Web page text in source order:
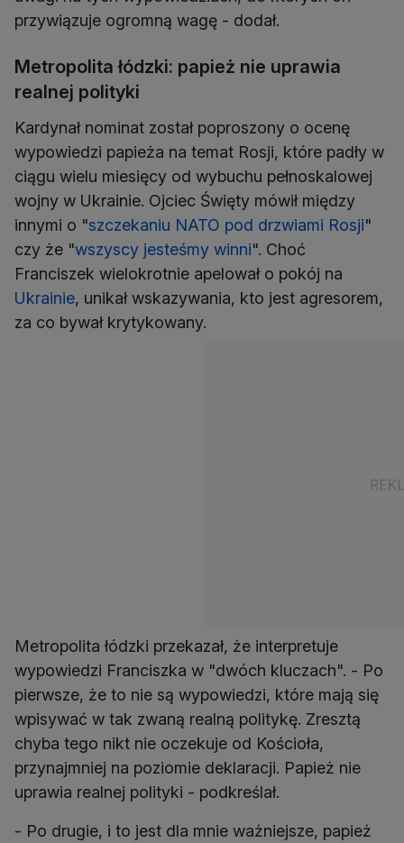
przywiązuje ogromną wagę - dodał.
Metropolita łódzki: papież nie uprawia
realnej polityki
Kardynał nominat został poproszony o ocenę
wypowiedzi papieża na temat Rosji, które padły w
ciągu wielu miesięcy od wybuchu pełnoskalowej
wojny w Ukrainie. Ojciec Święty mówił między
innymi o "szczekaniu NATO pod drzwiami Rosji"
czy że "wszyscy jesteśmy winni". Choć
Franciszek wielokrotnie apelował o pokój na
Ukrainie, unikał wskazywania, kto jest agresorem,
za co bywał krytykowany.
Metropolita łódzki przekazał, że interpretuje
wypowiedzi Franciszka w "dwóch kluczach". - Po
pierwsze, że to nie są wypowiedzi, które mają się
wpisywać w tak zwaną realną politykę. Zresztą
chyba tego nikt nie oczekuje od Kościoła,
przynajmniej na poziomie deklaracji. Papież nie
uprawia realnej polityki - podkreślał.
- Po drugie, i to jest dla mnie ważniejsze, papież